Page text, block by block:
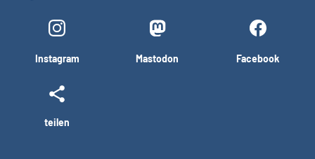
Instagram Mastodon Facebook
teilen